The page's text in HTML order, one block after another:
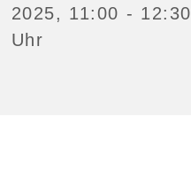
2025, 11:00 - 12:30
Uhr